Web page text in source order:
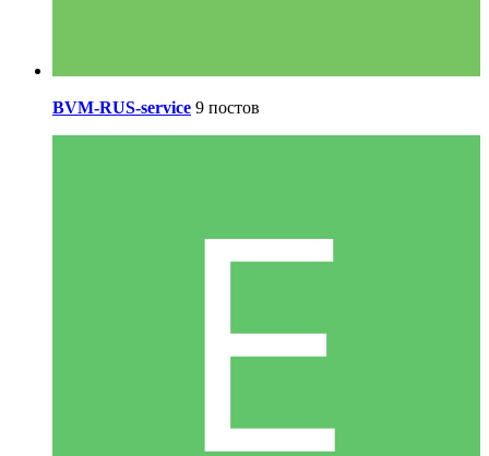
BVM-RUS-service 9 постов